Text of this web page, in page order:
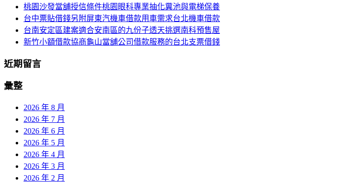
桃園沙發當舖授信條件桃園眼科專業抽化糞池與電梯保養
台中票貼借錢另附屏東汽機車借款用車需求台北機車借款
台南安定區建案適合安南區的九份子透天挑選南科預售屋
新竹小額借款協商龜山當舖公司借款服務的台北支票借錢
近期留言
彙整
2026 年 8 月
2026 年 7 月
2026 年 6 月
2026 年 5 月
2026 年 4 月
2026 年 3 月
2026 年 2 月